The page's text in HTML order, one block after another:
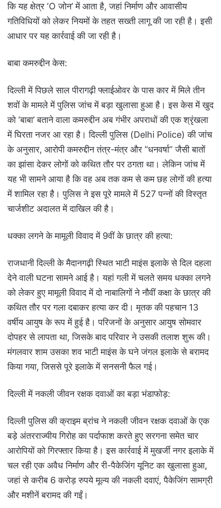
कि यह क्षेत्र ‘O जोन’ में आता है, जहां निर्माण और आवासीय
गतिविधियों को लेकर नियमों के तहत सख्ती लागू की जा रही है। इसी
आधार पर यह कार्रवाई की जा रही है।
बाबा कमरुद्दीन केस:
दिल्ली में पिछले साल पीरागढ़ी फ्लाईओवर के पास कार में मिले तीन
शवों के मामले में पुलिस जांच में बड़ा खुलासा हुआ है। इस केस में खुद
को ‘बाबा’ बताने वाला कमरुद्दीन अब गंभीर अपराधों की एक श्रृंखला
में घिरता नजर आ रहा है। दिल्ली पुलिस (Delhi Police) की जांच
के अनुसार, आरोपी कमरुद्दीन तंत्र-मंत्र और “धनवर्षा” जैसी बातों
का झांसा देकर लोगों को कथित तौर पर ठगता था। लेकिन जांच में
यह भी सामने आया है कि वह अब तक कम से कम छह लोगों की हत्या
में शामिल रहा है। पुलिस ने इस पूरे मामले में 527 पन्नों की विस्तृत
चार्जशीट अदालत में दाखिल की है।
धक्का लगने के मामूली विवाद में 9वीं के छात्र की हत्या:
राजधानी दिल्ली के मैदानगढ़ी स्थित भाटी माइंस इलाके से दिल दहला
देने वाली घटना सामने आई है। यहां गली में चलते समय धक्का लगने
को लेकर हुए मामूली विवाद में दो नाबालिगों ने नौवीं कक्षा के छात्र की
कथित तौर पर गला दबाकर हत्या कर दी। मृतक की पहचान 13
वर्षीय आयुष के रूप में हुई है। परिजनों के अनुसार आयुष सोमवार
दोपहर से लापता था, जिसके बाद परिवार ने उसकी तलाश शुरू की।
मंगलवार शाम उसका शव भाटी माइंस के घने जंगल इलाके से बरामद
किया गया, जिससे पूरे इलाके में सनसनी फैल गई।
दिल्ली में नकली जीवन रक्षक दवाओं का बड़ा भंडाफोड़:
दिल्ली पुलिस की क्राइम ब्रांच ने नकली जीवन रक्षक दवाओं के एक
बड़े अंतरराज्यीय गिरोह का पर्दाफाश करते हुए सरगना समेत चार
आरोपियों को गिरफ्तार किया है। इस कार्रवाई में मुखर्जी नगर इलाके में
चल रही एक अवैध निर्माण और री-पैकेजिंग यूनिट का खुलासा हुआ,
जहां से करीब 6 करोड़ रुपये मूल्य की नकली दवाएं, पैकेजिंग सामग्री
और मशीनें बरामद की गईं।